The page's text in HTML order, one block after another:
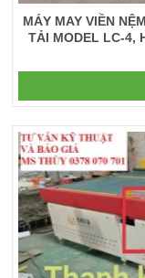
MÁY MAY VIỀN
TẢI MODEL LC-4,